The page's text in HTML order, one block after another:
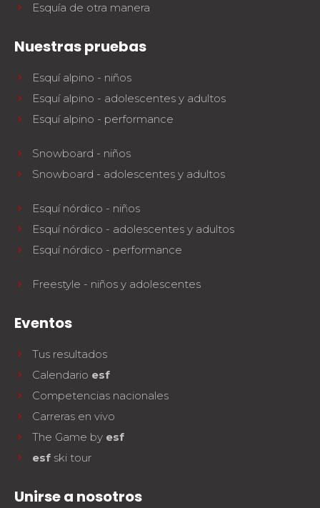
Esquía de otra manera
Nuestras pruebas
Esquí alpino - niños
Esquí alpino - adolescentes y adultos
Esquí alpino - performance
Snowboard - niños
Snowboard - adolescentes y adultos
Esquí nórdico - niños
Esquí nórdico - adolescentes y adultos
Esquí nórdico - performance
Freestyle - niños y adolescentes
Eventos
Tus resultados
Calendario esf
Competencias nacionales
Carreras en vivo
The Game by esf
esf ski tour
Unirse a nosotros